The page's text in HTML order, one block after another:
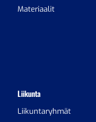
Materiaalit
Liikunta
Liikuntaryhmät